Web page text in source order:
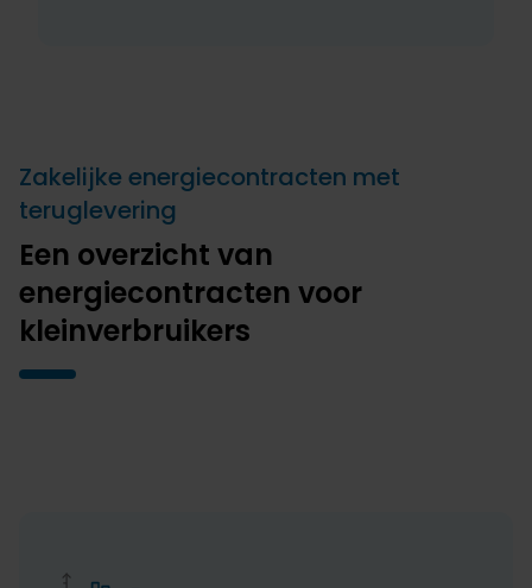
Zakelijke energiecontracten met
teruglevering
Een overzicht van
energiecontracten voor
kleinverbruikers